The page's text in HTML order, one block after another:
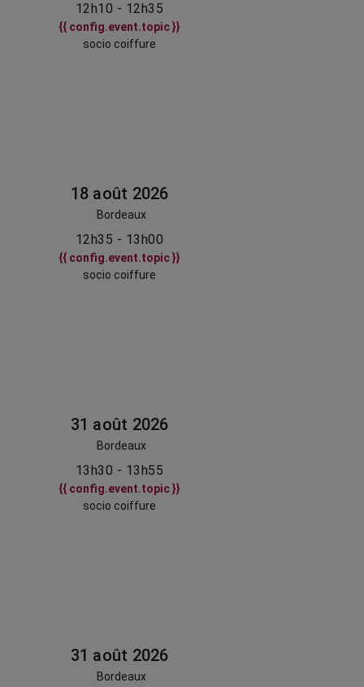
12h10 - 12h35
{{ config.event.topic }}
socio coiffure
18 août 2026
Bordeaux
12h35 - 13h00
{{ config.event.topic }}
socio coiffure
31 août 2026
Bordeaux
13h30 - 13h55
{{ config.event.topic }}
socio coiffure
31 août 2026
Bordeaux